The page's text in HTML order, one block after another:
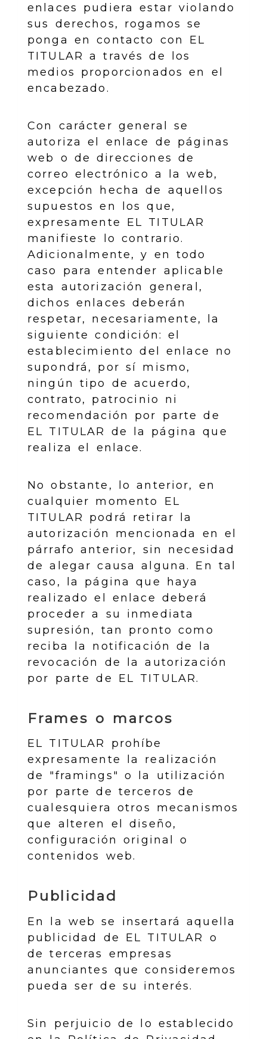
enlaces pudiera estar violando
sus derechos, rogamos se
ponga en contacto con EL
TITULAR a través de los
medios proporcionados en el
encabezado.
Con carácter general se
autoriza el enlace de páginas
web o de direcciones de
correo electrónico a la web,
excepción hecha de aquellos
supuestos en los que,
expresamente EL TITULAR
manifieste lo contrario.
Adicionalmente, y en todo
caso para entender aplicable
esta autorización general,
dichos enlaces deberán
respetar, necesariamente, la
siguiente condición: el
establecimiento del enlace no
supondrá, por sí mismo,
ningún tipo de acuerdo,
contrato, patrocinio ni
recomendación por parte de
EL TITULAR de la página que
realiza el enlace.
No obstante, lo anterior, en
cualquier momento EL
TITULAR podrá retirar la
autorización mencionada en el
párrafo anterior, sin necesidad
de alegar causa alguna. En tal
caso, la página que haya
realizado el enlace deberá
proceder a su inmediata
supresión, tan pronto como
reciba la notificación de la
revocación de la autorización
por parte de EL TITULAR.
Frames o marcos
EL TITULAR prohíbe
expresamente la realización
de "framings" o la utilización
por parte de terceros de
cualesquiera otros mecanismos
que alteren el diseño,
configuración original o
contenidos web.
Publicidad
En la web se insertará aquella
publicidad de EL TITULAR o
de terceras empresas
anunciantes que consideremos
pueda ser de su interés.
Sin perjuicio de lo establecido